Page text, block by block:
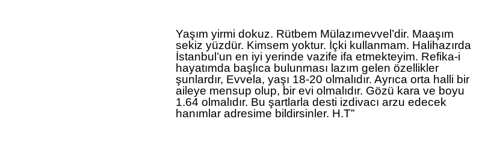
Yaşım yirmi dokuz. Rütbem Mülazımevvel’dir. Maaşım
sekiz yüzdür. Kimsem yoktur. İçki kullanmam. Halihazırda
İstanbul’un en iyi yerinde vazife ifa etmekteyim. Refika-i
hayatımda başlıca bulunması lazım gelen özellikler
şunlardır, Evvela, yaşı 18-20 olmalıdır. Ayrıca orta halli bir
aileye mensup olup, bir evi olmalıdır. Gözü kara ve boyu
1.64 olmalıdır. Bu şartlarla desti izdivacı arzu edecek
hanımlar adresime bildirsinler. H.T”